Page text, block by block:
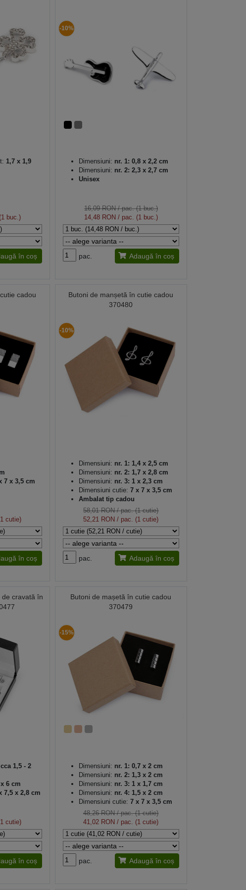
1,7 x 1,9
buc.)
în coș
-10%
Dimensiuni: nr. 1: 0,8 x 2,2 cm
Dimensiuni: nr. 2: 2,3 x 2,7 cm
Unisex
16,09 RON/ pac. (1 buc.)
14,48 RON / pac. (1 buc.)
pac. Adaugă în coș
cadou
7 x 3,5 cm
cutie)
în coș
Butoni de manșetă în cutie cadou
370480
-10%
Dimensiuni: nr. 1: 1,4 x 2,5 cm
Dimensiuni: nr. 2: 1,7 x 2,8 cm
Dimensiuni: nr. 3: 1 x 2,3 cm
Dimensiuni cutie: 7 x 7 x 3,5 cm
Ambalat tip cadou
58,01 RON/ pac. (1 cutie)
52,21 RON / pac. (1 cutie)
pac. Adaugă în coș
de cravată în
cca 1,5 - 2
6 cm
7,5 x 2,8 cm
cutie)
în coș
Butoni de mașetă în cutie cadou
370479
-15%
Dimensiuni: nr. 1: 0,7 x 2 cm
Dimensiuni: nr. 2: 1,3 x 2 cm
Dimensiuni: nr. 3: 1 x 1,7 cm
Dimensiuni: nr. 4: 1,5 x 2 cm
Dimensiuni cutie: 7 x 7 x 3,5 cm
48,26 RON/ pac. (1 cutie)
41,02 RON / pac. (1 cutie)
pac. Adaugă în coș